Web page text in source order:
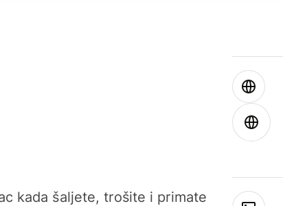
kada šaljete, trošite i primate